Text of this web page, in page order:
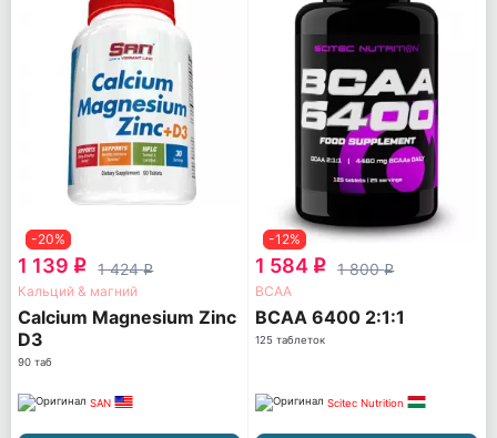
-20%
1 139 q 1 424q
Кальций & магний
Calcium Magnesium Zinc
D3
90 таб
SAN
-12%
1 584 q 1 800q
ВСАА
BCAA 6400 2:1:1
125 таблеток
Scitec Nutrition